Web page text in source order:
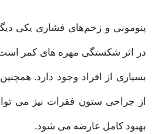
پنومونی و زخم‌های فشاری یکی
در اثر شکستگی مهره های کمر است
بسیاری از افراد وجود دارد.
از جراحی ستون فقرات نیز می
بهبود کامل عارضه می شود.